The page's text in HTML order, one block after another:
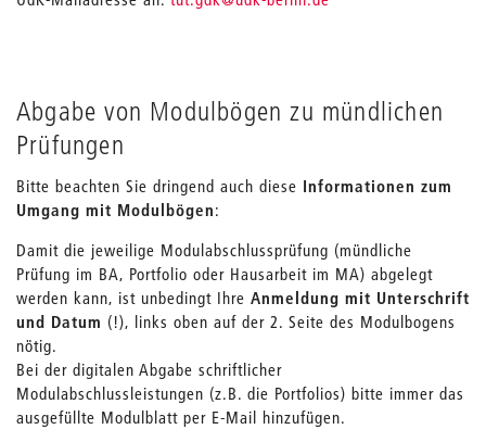
Abgabe von Modulbögen zu mündlichen
Prüfungen
Bitte beachten Sie dringend auch diese Informationen zum
Umgang mit Modulbögen:
Damit die jeweilige Modulabschlussprüfung (mündliche
Prüfung im BA, Portfolio oder Hausarbeit im MA) abgelegt
werden kann, ist unbedingt Ihre Anmeldung mit Unterschrift
und Datum (!), links oben auf der 2. Seite des Modulbogens
nötig.
Bei der digitalen Abgabe schriftlicher
Modulabschlussleistungen (z.B. die Portfolios) bitte immer das
ausgefüllte Modulblatt per E-Mail hinzufügen.